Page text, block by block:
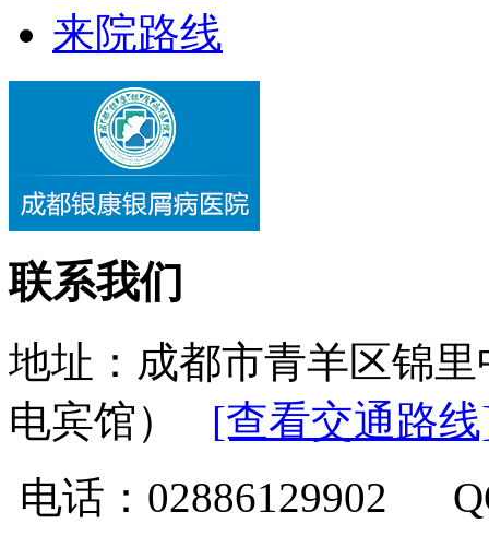
来院路线
联系我们
地址：成都市青羊区锦
电宾馆） [查看交通路
电话：02886129902